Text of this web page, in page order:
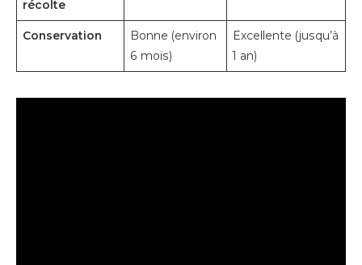
récolte
Conservation
Bonne (environ
6 mois)
Excellente (jusqu’à
1 an)